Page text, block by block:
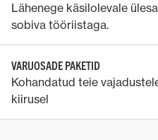
Lähenege käsilolevale
sobiva tööriistaga.
VARUOSADE PAKETID
Kohandatud teie
kiirusel